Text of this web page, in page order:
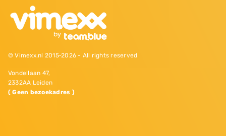
© Vimexx.nl 2015‐2026 - All rights reserved
Vondellaan 47,
2332AA Leiden
( Geen bezoekadres )